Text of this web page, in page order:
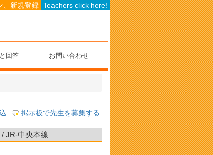
、新規登録 Teachers click here!
回答 お問い合わせ
掲示板で先生を募集する
JR-中央本線